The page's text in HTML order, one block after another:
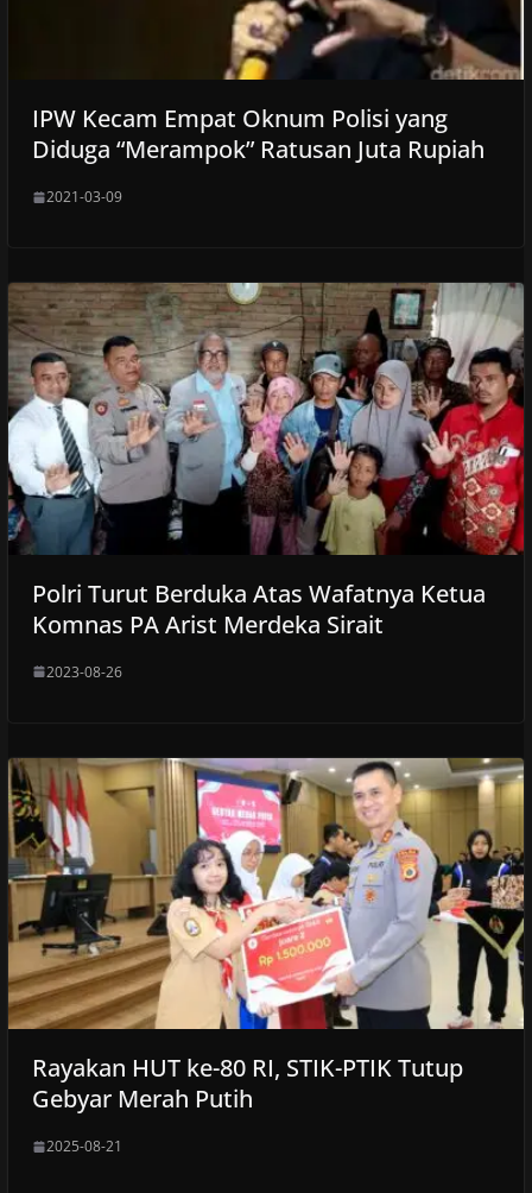
IPW Kecam Empat Oknum Polisi yang
Diduga “Merampok” Ratusan Juta Rupiah
2021-03-09
Polri Turut Berduka Atas Wafatnya Ketua
Komnas PA Arist Merdeka Sirait
2023-08-26
Rayakan HUT ke-80 RI, STIK-PTIK Tutup
Gebyar Merah Putih
2025-08-21